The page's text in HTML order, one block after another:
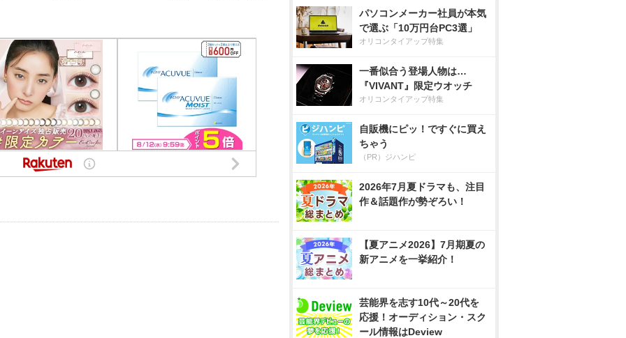
パソコンメーカー社員が本気
で選ぶ「10万円台PC3選」
オリコンタイアップ特集
一番似合う登場人物は…
『VIVANT』限定ウオッチ
オリコンタイアップ特集
自販機にピッ！ですぐに買え
ちゃう
（PR）ジハンピ
2026年7月夏ドラマも、注目
作＆話題作が勢ぞろい！
【夏アニメ2026】7月期夏の
新アニメを一挙紹介！
芸能界を志す10代～20代を
応援！オーディション・スク
ール情報はDeview